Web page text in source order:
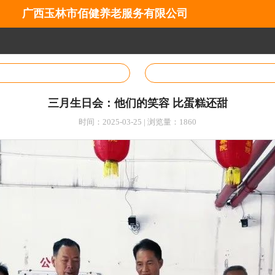
广西玉林市佰健养老服务有限公司
三月生日会：他们的笑容 比蛋糕还甜
时间：2025-03-25 | 浏览量：1860